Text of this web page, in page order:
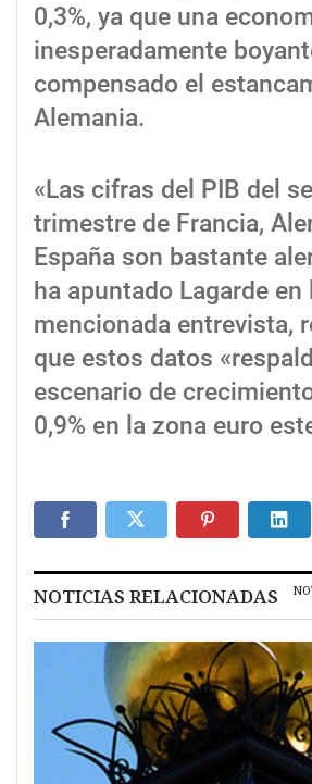
0,3%, ya que una
inesperadamente
compensado el
Alemania.
«Las cifras del PIB del
trimestre de Francia,
España son bastante
ha apuntado Lagarde en
mencionada entrevista,
que estos datos
escenario de
0,9% en la zona euro
NOTICIAS RELACIONADAS